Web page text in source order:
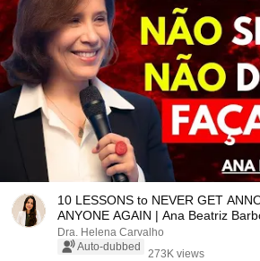
10 LESSONS to NEVER GET
ANYONE AGAIN | Ana Beatriz
Dra. Helena Carvalho
Auto-dubbed
273K views